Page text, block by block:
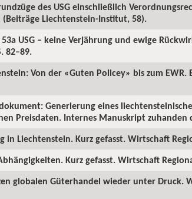
des USG einschließlich
Liechtenstein-Institut, 58).
USG – keine Verjährung und ewige
82–89.
Von der «Guten Policey» bis zum EWR.
Generierung eines
Preisdaten. Internes Manuskript zuhanden
Liechtenstein. Kurz gefasst. Wirtschaft
Kurz gefasst. Wirtschaft
globalen Güterhandel wieder unter Druck.